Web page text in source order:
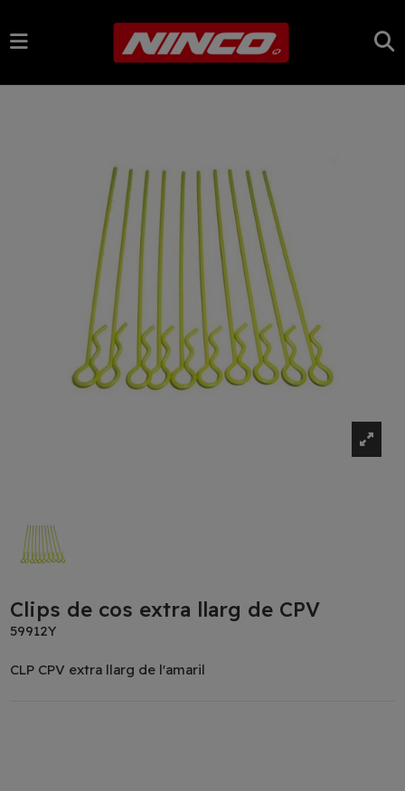
Clips de cos extra llarg de CPV
59912Y
CLP CPV extra llarg de l'amaril